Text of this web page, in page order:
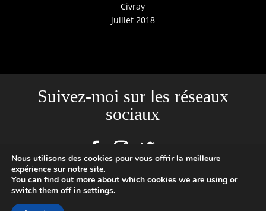
Civray
juillet 2018
Suivez-moi sur les réseaux
sociaux
Site créé par l'Agence Backstages | Loïc Cousin Photographe
Professionnel, N°SIRET : 520465949 00029 | 2020 © TOUTES PHOTOS
Nous utilisons des cookies pour vous offrir la meilleure
expérience sur notre site.
You can find out more about which cookies we are using or
switch them off in settings.